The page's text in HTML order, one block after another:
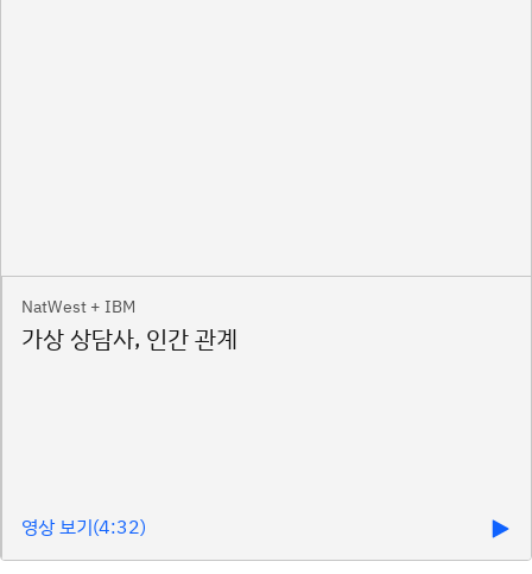
NatWest + IBM
영상 보기(4:32)